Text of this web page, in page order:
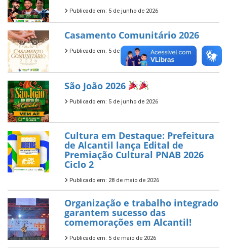
Publicado em: 5 de junho de 2026
Casamento Comunitário 2026
Publicado em: 5 de junho de 2026
São João 2026
Publicado em: 5 de junho de 2026
Cultura em Destaque: Prefeitura
de Alcantil lança Edital de
Premiação Cultural PNAB 2026
Ciclo 2
Publicado em: 28 de maio de 2026
Organização e trabalho integrado
garantem sucesso das
comemorações em Alcantil!
Publicado em: 5 de maio de 2026